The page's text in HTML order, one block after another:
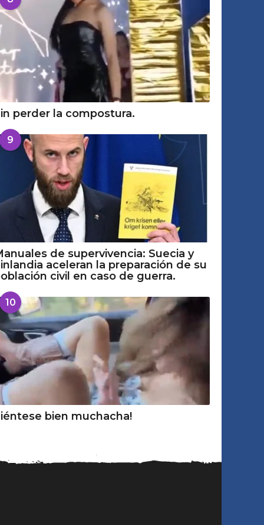
perder la compostura.
9
de supervivencia: Suecia y
aceleran la preparación de su
civil en caso de guerra.
10
bien muchacha!